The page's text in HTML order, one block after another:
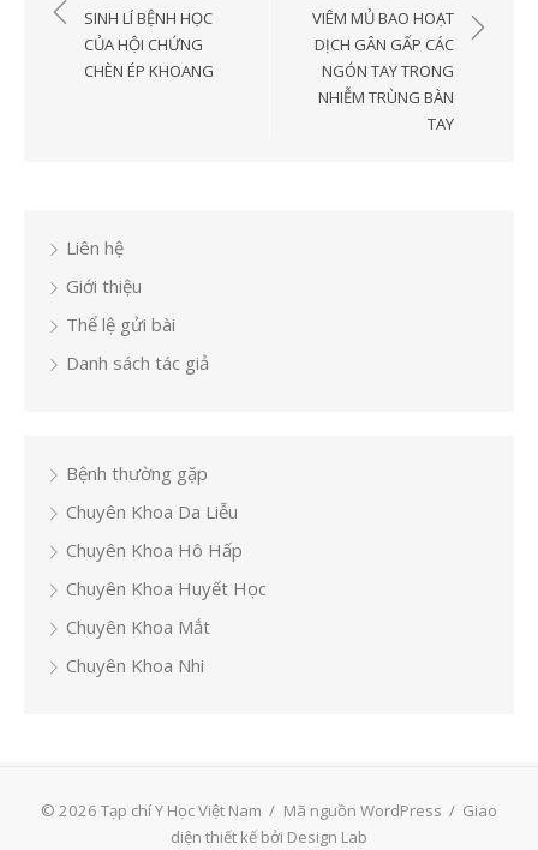
hướng
viết
SINH LÍ BỆNH HỌC
CỦA HỘI CHỨNG
CHÈN ÉP KHOANG
VIÊM MỦ BAO HOẠT
DỊCH GÂN GẤP CÁC
NGÓN TAY TRONG
NHIỄM TRÙNG BÀN
TAY
Liên hệ
Giới thiệu
Thể lệ gửi bài
Danh sách tác giả
Bệnh thường gặp
Chuyên Khoa Da Liễu
Chuyên Khoa Hô Hấp
Chuyên Khoa Huyết Học
Chuyên Khoa Mắt
Chuyên Khoa Nhi
© 2026 Tạp chí Y Học Việt Nam / Mã nguồn WordPress / Giao
diện thiết kế bởi Design Lab